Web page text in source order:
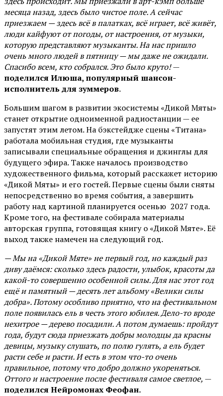
месяца назад, здесь было чистое поле. А сейчас
приезжаем — здесь всё в палатках, всё играет, всё живёт,
люди кайфуют от погоды, от настроения, от музыки,
которую представляют музыканты. На нас пришло
очень много людей в пятницу — мы даже не ожидали.
Спасибо всем, кто собрался. Это было круто!—
поделился Илюша, популярный шансон-
исполнитель для зуммеров.
Большим шагом в развитии экосистемы «Дикой Мяты»
станет открытие одноименной радиостанции — ее
запустят этим летом. На бэкстейдже сцены «Титана»
работала мобильная студия, где музыканты
записывали специальные обращения и джинглы для
будущего эфира. Также началось производство
художественного фильма, который расскажет историю
«Дикой Мяты» и его гостей. Первые сцены были сняты
непосредственно во время события, а завершить
работу над картиной планируется осенью 2027 года.
Кроме того, на фестивале собирала материалы
авторская группа, готовящая книгу о «Дикой Мяте». Её
выход также намечен на следующий год.
— Мы на «Дикой Мяте» не первый год, но каждый раз
диву даёмся: сколько здесь радости, улыбок, красоты да
какой-то совершенно особенной силы. Для нас этот год
ещё и памятный — десять лет альбому «Велики силы
добра». Потому особливо приятно, что на фестивальном
поле появилась ель в честь этого юбилея. Дело-то вроде
нехитрое — дерево посадили. А потом думаешь: пройдут
года, будут сюда приезжать добры молодцы да красны
девицы, музыку слушать, по полю гулять, а ель будет
расти себе и расти. И есть в этом что-то очень
правильное, потому что добро должно укореняться.
Оттого и настроение после фестиваля самое светлое, —
поделился Нейромонах Феофан.